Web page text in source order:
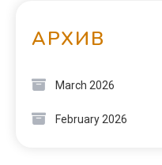
АРХИВ
March 2026
February 2026